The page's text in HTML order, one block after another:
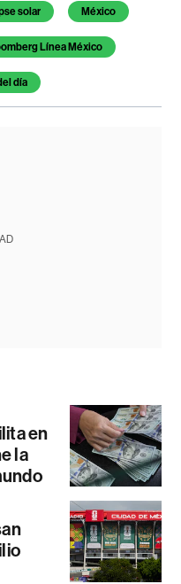
solar México
Línea México
día
en
la